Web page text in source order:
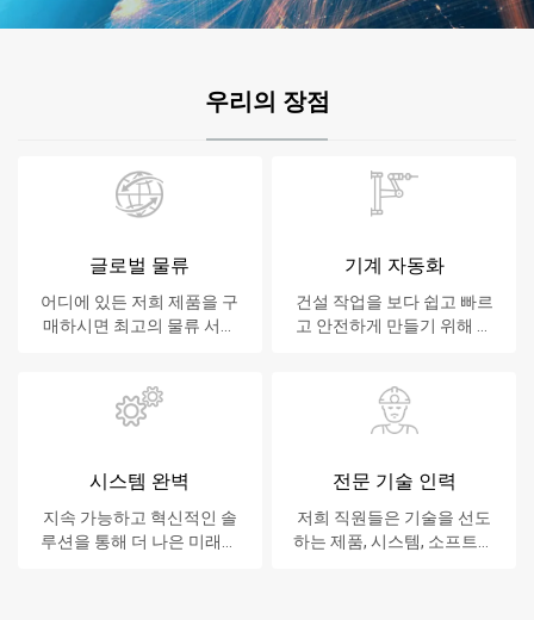
우리의 장점
글로벌 물류
어디에 있든 저희 제품을 구
매하시면 최고의 물류 서비
기계 자동화
건설 작업을 보다 쉽고 빠르
고 안전하게 만들기 위해 노
시스템 완벽
지속 가능하고 혁신적인 솔
루션을 통해 더 나은 미래를
전문 기술 인력
저희 직원들은 기술을 선도
하는 제품, 시스템, 소프트웨